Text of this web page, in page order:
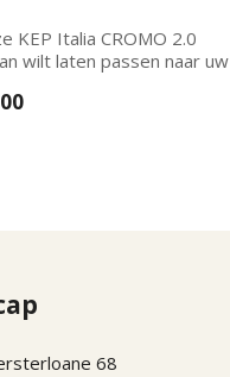
KEP Italia CROMO 2.0
wilt laten passen naar uw
68